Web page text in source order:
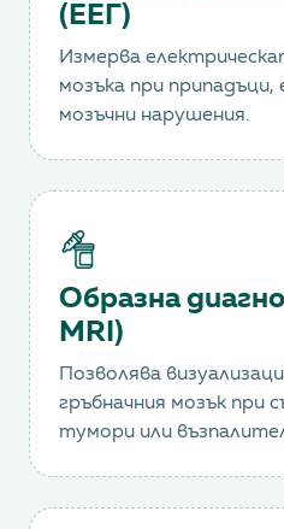
(ЕЕГ)
Измерва
мозъка при припадъци,
мозъчни нарушения.
Образна
MRI)
Позволява
гръбначния мозък при
тумори или